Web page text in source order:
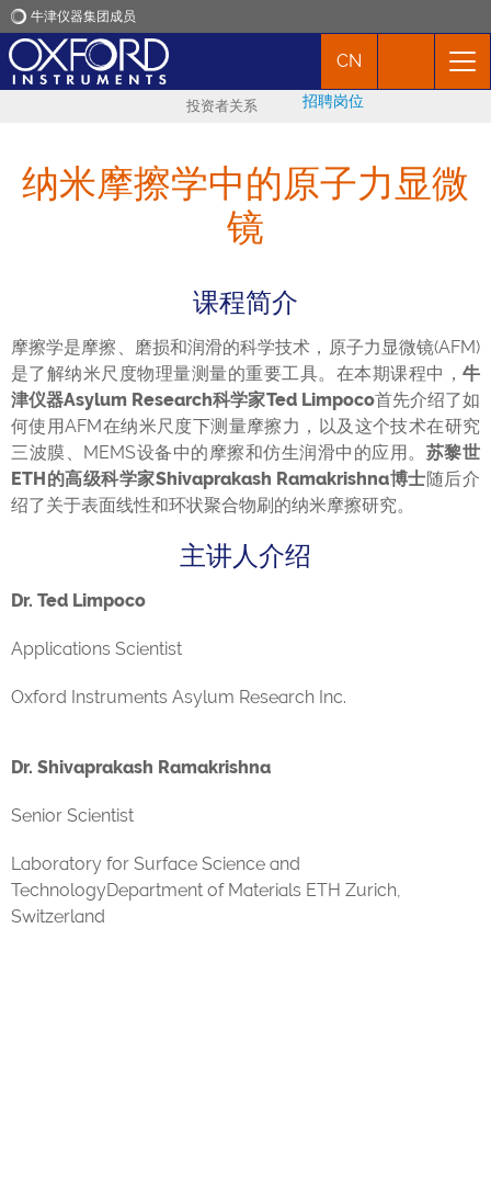
牛津仪器集团成员
产品
联络我们
CN
投资者关系 招聘岗位
纳米摩擦学中的原子力显微
镜
课程简介
摩擦学是摩擦、磨损和润滑的科学技术，原子力显微镜(AFM)
是了解纳米尺度物理量测量的重要工具。在本期课程中， 牛
津仪器Asylum Research科学家Ted Limpoco首先介绍了如
何使用AFM在纳米尺度下测量摩擦力，以及这个技术在研究
三波膜、MEMS设备中的摩擦和仿生润滑中的应用。 苏黎世
ETH的高级科学家Shivaprakash Ramakrishna博士随后介
绍了关于表面线性和环状聚合物刷的纳米摩擦研究。
主讲人介绍
Dr. Ted Limpoco
Applications Scientist
Oxford Instruments Asylum Research Inc.
Dr. Shivaprakash Ramakrishna
Senior Scientist
Laboratory for Surface Science and
TechnologyDepartment of Materials ETH Zurich,
Switzerland